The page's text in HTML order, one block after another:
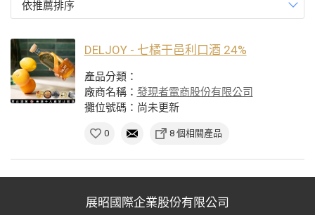
依推薦排序
DELJOY - 七橘干邑利口酒 24%
產品分類：
廠商名稱： 發現者電商股份有限公司
攤位號碼：尚未更新
0 8 個相關產品
展昭國際企業股份有限公司